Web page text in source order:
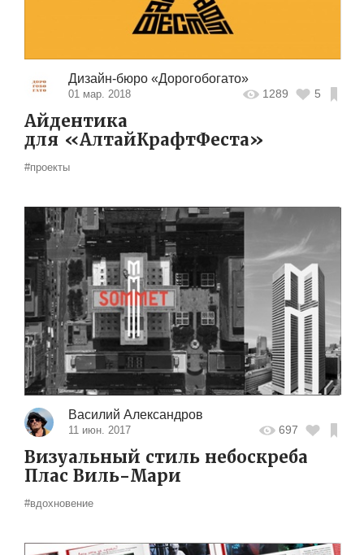
Дизайн-бюро «Дорогобогато»
01 мар. 2018 1289 5
Айдентика
для «АлтайКрафтФеста»
#проекты
Василий Александров
11 июн. 2017 697
Визуальный стиль небоскреба
Плас Виль-Мари
#вдохновение